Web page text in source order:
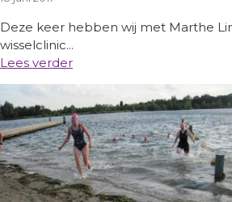
Deze keer hebben wij met Marthe
wisselclinic...
Lees verder